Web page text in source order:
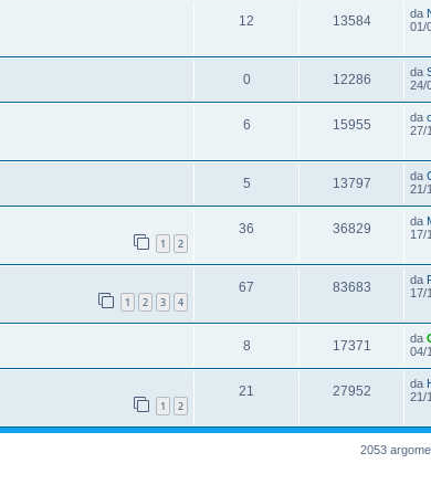
12 13584 da
01/
0 12286 da
24/
6 15955 da
27/
5 13797 da
21/
1 2
36 36829 da
17/
1 2 3 4
67 83683 da
17/
8 17371 da
04/
1 2
21 27952 da
21/
2053